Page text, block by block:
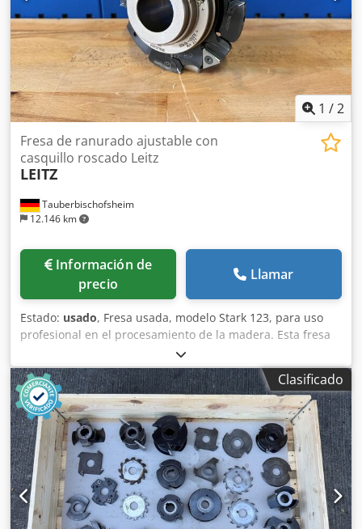
1 /2
Tauberbischofsheim
12.146 km
Fresa de ranurado ajustable con
casquillo roscado Leitz
LEITZ
Información de
precio
Llamar
Estado: usado, Fresa usada, modelo Stark 123, para uso
profesional en el procesamiento de la madera. Esta fresa
es adecuada para las tareas típicas de mecanizado de este
tipo de máquina y puede ser inspeccionada previa
solicitud. Se proporcionarán datos técnicos adicionales y
detalles sobre su estado real a petición. Dcodpfjzryn Nox
Ah Ujk
Clasificado